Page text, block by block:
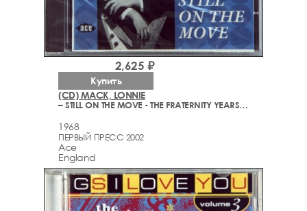
(CD) MACK, LONNIE
– STILL ON THE MOVE - THE FRATERNITY YEARS 1963-68
1968
ПЕРВЫЙ ПРЕСС 2002
Ace
England
2,625 ₽
Купить